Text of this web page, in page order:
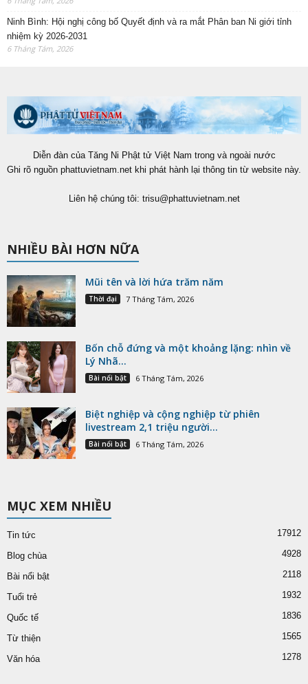
Ninh Bình: Hội nghị công bố Quyết định và ra mắt Phân ban Ni giới tỉnh
nhiệm kỳ 2026-2031
6 Tháng Tám, 2026
Diễn đàn của Tăng Ni Phật tử Việt Nam trong và ngoài nước
Ghi rõ nguồn phattuvietnam.net khi phát hành lại thông tin từ website này.
Liên hệ chúng tôi: trisu@phattuvietnam.net
NHIỀU BÀI HƠN NỮA
Mũi tên và lời hứa trăm năm
Thời đại 7 Tháng Tám, 2026
Bốn chỗ đứng và một khoảng lặng: nhìn về
Lý Nhã...
Bài nổi bật 6 Tháng Tám, 2026
Biệt nghiệp và cộng nghiệp từ phiên
livestream 2,1 triệu người...
Bài nổi bật 6 Tháng Tám, 2026
MỤC XEM NHIỀU
Tin tức 17912
Blog chùa 4928
Bài nổi bật 2118
Tuổi trẻ 1932
Quốc tế 1836
Từ thiện 1565
Văn hóa 1278